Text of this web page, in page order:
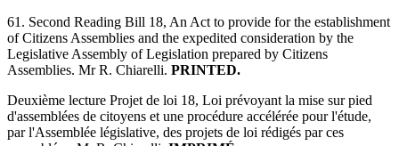
61. Second Reading Bill 18, An Act to provide for the establishment
of Citizens Assemblies and the expedited consideration by the
Legislative Assembly of Legislation prepared by Citizens
Assemblies. Mr R. Chiarelli. PRINTED.
Deuxième lecture Projet de loi 18, Loi prévoyant la mise sur pied
d'assemblées de citoyens et une procédure accélérée pour l'étude,
par l'Assemblée législative, des projets de loi rédigés par ces